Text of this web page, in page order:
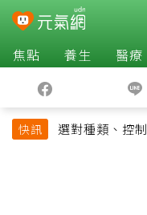
焦點 養生 醫療
快訊
選對種類、控